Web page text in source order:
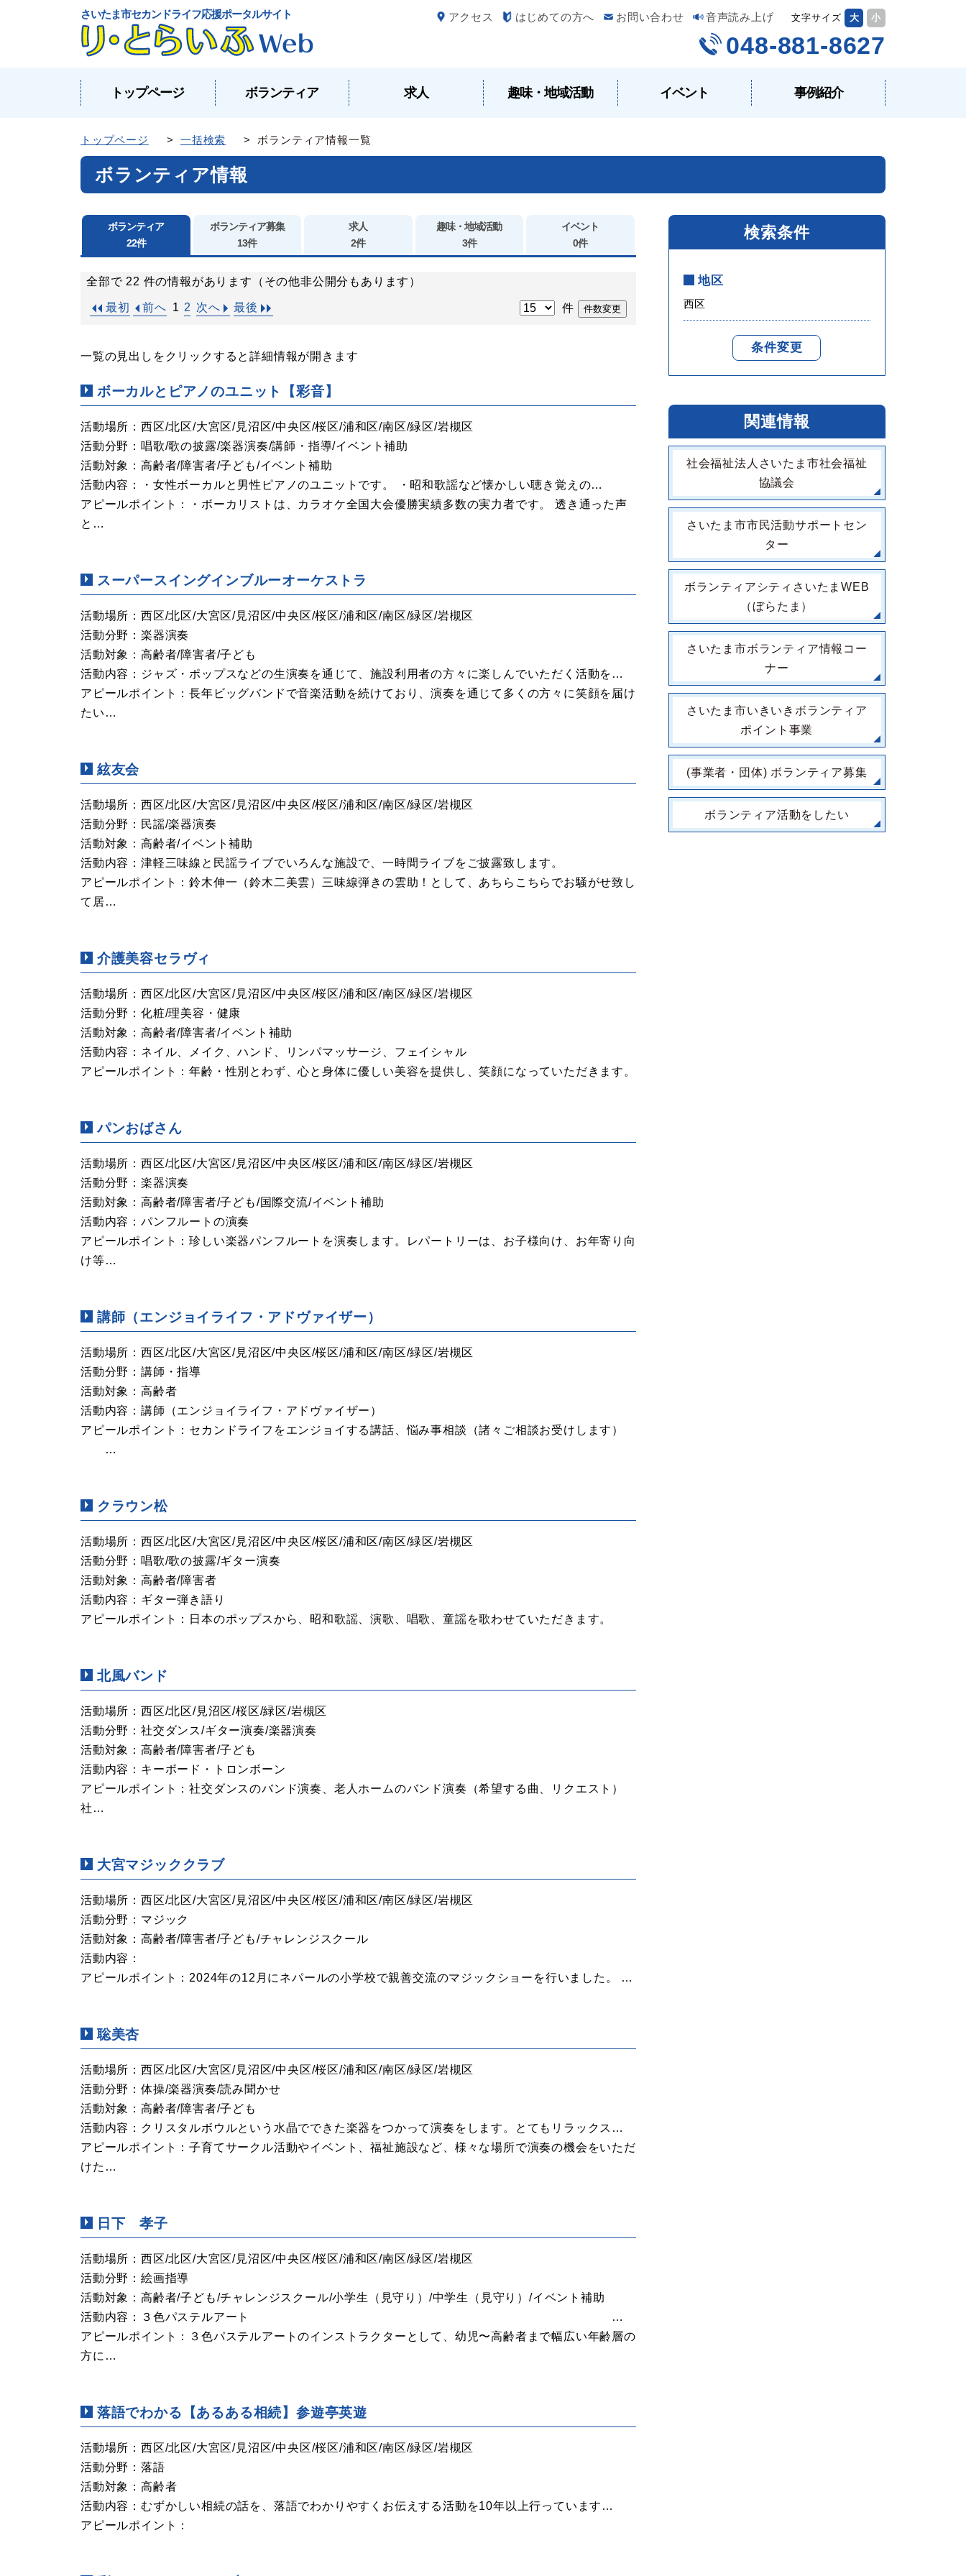
さいたま市セカンドライフ応援ポータルサイト アクセス はじめての方へ お問い合わせ 音声読み上げ 文字サイズ 大 小
048-881-8627
トップページ ボランティア 求人 趣味・地域活動 イベント 事例紹介
トップページ >一括検索 > ボランティア情報一覧
ボランティア情報
ボランティア
22件
ボランティア募集
13件
求人
2件
趣味・地域活動
3件
イベント
0件
全部で 22 件の情報があります（その他非公開分もあります）
最初 前へ 1 2 次へ 最後 件 件数変更
一覧の見出しをクリックすると詳細情報が開きます
ボーカルとピアノのユニット【彩音】
活動場所：西区/北区/大宮区/見沼区/中央区/桜区/浦和区/南区/緑区/岩槻区
活動分野：唱歌/歌の披露/楽器演奏/講師・指導/イベント補助
活動対象：高齢者/障害者/子ども/イベント補助
活動内容：・女性ボーカルと男性ピアノのユニットです。 ・昭和歌謡など懐かしい聴き覚えの…
アピールポイント：・ボーカリストは、カラオケ全国大会優勝実績多数の実力者です。 透き通った声
と…
スーパースイングインブルーオーケストラ
活動場所：西区/北区/大宮区/見沼区/中央区/桜区/浦和区/南区/緑区/岩槻区
活動分野：楽器演奏
活動対象：高齢者/障害者/子ども
活動内容：ジャズ・ポップスなどの生演奏を通じて、施設利用者の方々に楽しんでいただく活動を…
アピールポイント：長年ビッグバンドで音楽活動を続けており、演奏を通じて多くの方々に笑顔を届け
たい…
絃友会
活動場所：西区/北区/大宮区/見沼区/中央区/桜区/浦和区/南区/緑区/岩槻区
活動分野：民謡/楽器演奏
活動対象：高齢者/イベント補助
活動内容：津軽三味線と民謡ライブでいろんな施設で、一時間ライブをご披露致します。
アピールポイント：鈴木伸一（鈴木二美雲）三味線弾きの雲助！として、あちらこちらでお騒がせ致し
て居…
介護美容セラヴィ
活動場所：西区/北区/大宮区/見沼区/中央区/桜区/浦和区/南区/緑区/岩槻区
活動分野：化粧/理美容・健康
活動対象：高齢者/障害者/イベント補助
活動内容：ネイル、メイク、ハンド、リンパマッサージ、フェイシャル
アピールポイント：年齢・性別とわず、心と身体に優しい美容を提供し、笑顔になっていただきます。
パンおばさん
活動場所：西区/北区/大宮区/見沼区/中央区/桜区/浦和区/南区/緑区/岩槻区
活動分野：楽器演奏
活動対象：高齢者/障害者/子ども/国際交流/イベント補助
活動内容：パンフルートの演奏
アピールポイント：珍しい楽器パンフルートを演奏します。レパートリーは、お子様向け、お年寄り向
け等…
講師（エンジョイライフ・アドヴァイザー）
活動場所：西区/北区/大宮区/見沼区/中央区/桜区/浦和区/南区/緑区/岩槻区
活動分野：講師・指導
活動対象：高齢者
活動内容：講師（エンジョイライフ・アドヴァイザー）
アピールポイント：セカンドライフをエンジョイする講話、悩み事相談（諸々ご相談お受けします）
…
クラウン松
活動場所：西区/北区/大宮区/見沼区/中央区/桜区/浦和区/南区/緑区/岩槻区
活動分野：唱歌/歌の披露/ギター演奏
活動対象：高齢者/障害者
活動内容：ギター弾き語り
アピールポイント：日本のポップスから、昭和歌謡、演歌、唱歌、童謡を歌わせていただきます。
北風バンド
活動場所：西区/北区/見沼区/桜区/緑区/岩槻区
活動分野：社交ダンス/ギター演奏/楽器演奏
活動対象：高齢者/障害者/子ども
活動内容：キーボード・トロンボーン
アピールポイント：社交ダンスのバンド演奏、老人ホームのバンド演奏（希望する曲、リクエスト）
社…
大宮マジッククラブ
活動場所：西区/北区/大宮区/見沼区/中央区/桜区/浦和区/南区/緑区/岩槻区
活動分野：マジック
活動対象：高齢者/障害者/子ども/チャレンジスクール
活動内容：
アピールポイント：2024年の12月にネパールの小学校で親善交流のマジックショーを行いました。 …
聡美杏
活動場所：西区/北区/大宮区/見沼区/中央区/桜区/浦和区/南区/緑区/岩槻区
活動分野：体操/楽器演奏/読み聞かせ
活動対象：高齢者/障害者/子ども
活動内容：クリスタルボウルという水晶でできた楽器をつかって演奏をします。とてもリラックス…
アピールポイント：子育てサークル活動やイベント、福祉施設など、様々な場所で演奏の機会をいただ
けた…
日下 孝子
活動場所：西区/北区/大宮区/見沼区/中央区/桜区/浦和区/南区/緑区/岩槻区
活動分野：絵画指導
活動対象：高齢者/子ども/チャレンジスクール/小学生（見守り）/中学生（見守り）/イベント補助
活動内容：３色パステルアート …
アピールポイント：３色パステルアートのインストラクターとして、幼児〜高齢者まで幅広い年齢層の
方に…
落語でわかる【あるある相続】参遊亭英遊
活動場所：西区/北区/大宮区/見沼区/中央区/桜区/浦和区/南区/緑区/岩槻区
活動分野：落語
活動対象：高齢者
活動内容：むずかしい相続の話を、落語でわかりやすくお伝えする活動を10年以上行っています…
アピールポイント：
検索条件
地区
西区
条件変更
関連情報
社会福祉法人さいたま市社会福祉
協議会
さいたま市市民活動サポートセン
ター
ボランティアシティさいたまWEB
（ぼらたま）
さいたま市ボランティア情報コー
ナー
さいたま市いきいきボランティア
ポイント事業
(事業者・団体) ボランティア募集
ボランティア活動をしたい